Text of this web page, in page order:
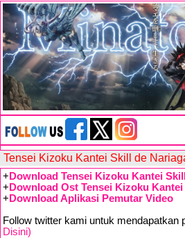
Tensei Kizoku Kantei Skill de
+ Download Tensei Kizoku Kantei
+ Download Ost Tensei Kizoku
+ Download Aplikasi Pemutar Video
Follow twitter kami untuk mendapatkan
Disini)